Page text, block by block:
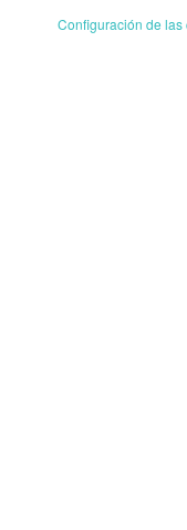
Configuración de las
marca se vaya
marca que no